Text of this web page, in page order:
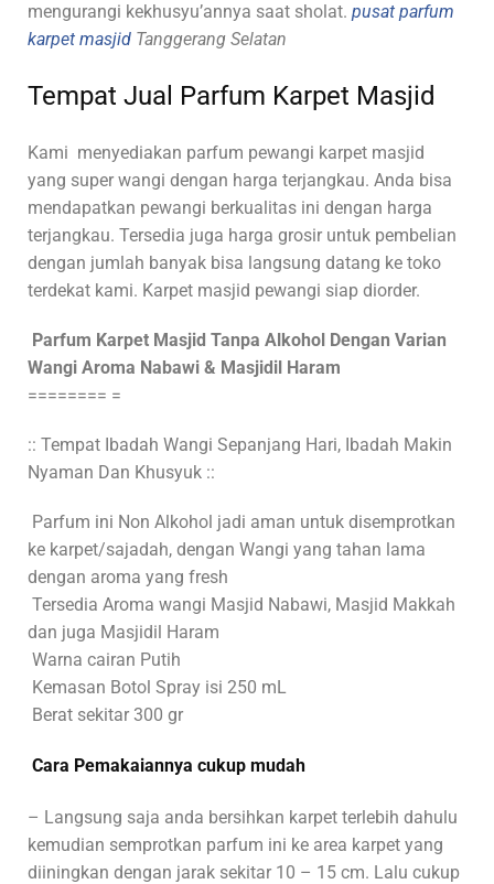
mengurangi kekhusyu’annya saat sholat. pusat parfum
karpet masjid Tanggerang Selatan
Tempat Jual Parfum Karpet Masjid
Kami menyediakan parfum pewangi karpet masjid
yang super wangi dengan harga terjangkau. Anda bisa
mendapatkan pewangi berkualitas ini dengan harga
terjangkau. Tersedia juga harga grosir untuk pembelian
dengan jumlah banyak bisa langsung datang ke toko
terdekat kami. Karpet masjid pewangi siap diorder.
Parfum Karpet Masjid Tanpa Alkohol Dengan Varian
Wangi Aroma Nabawi & Masjidil Haram
======== =
:: Tempat Ibadah Wangi Sepanjang Hari, Ibadah Makin
Nyaman Dan Khusyuk ::
Parfum ini Non Alkohol jadi aman untuk disemprotkan
ke karpet/sajadah, dengan Wangi yang tahan lama
dengan aroma yang fresh
Tersedia Aroma wangi Masjid Nabawi, Masjid Makkah
dan juga Masjidil Haram
Warna cairan Putih
Kemasan Botol Spray isi 250 mL
Berat sekitar 300 gr
Cara Pemakaiannya cukup mudah
– Langsung saja anda bersihkan karpet terlebih dahulu
kemudian semprotkan parfum ini ke area karpet yang
diiningkan dengan jarak sekitar 10 – 15 cm. Lalu cukup